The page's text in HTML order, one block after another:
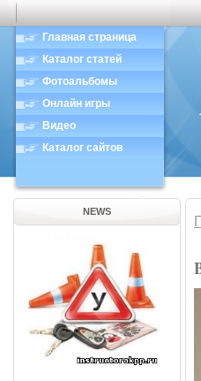
Главная страница
Каталог статей
Фотоальбомы
Онлайн игры
Видео
Каталог сайтов
NEWS